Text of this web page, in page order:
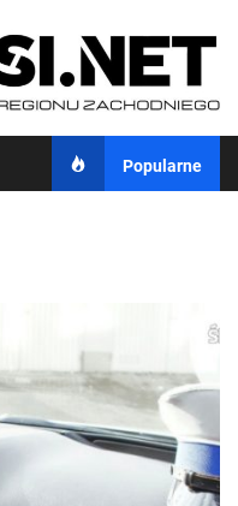
Popularne